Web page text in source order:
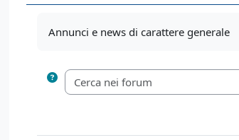
Annunci e news di carattere generale